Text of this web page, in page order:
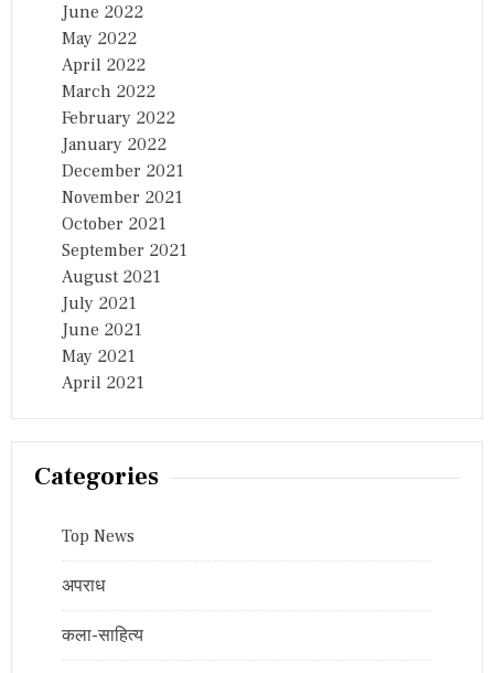
June 2022
May 2022
April 2022
March 2022
February 2022
January 2022
December 2021
November 2021
October 2021
September 2021
August 2021
July 2021
June 2021
May 2021
April 2021
Categories
Top News
अपराध
कला-साहित्य